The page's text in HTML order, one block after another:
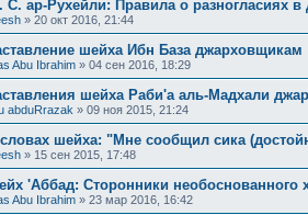
С. ар-Рухейли: Правила о разногласиях в
» 20 окт 2016, 21:44
шейха Ибн База джарховщикам
Abu Ibrahim » 04 сен 2016, 18:29
шейха Раби'а аль-Мадхали
abduRrazak » 09 ноя 2015, 21:24
шейха: "Мне сообщил сика
» 15 сен 2015, 17:48
'Аббад: Сторонники необоснованного
Abu Ibrahim » 23 мар 2016, 16:42